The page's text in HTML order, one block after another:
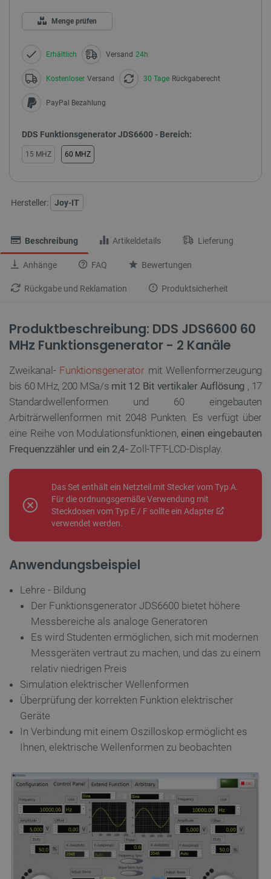
Menge prüfen
Erhältlich Versand 24h
Kostenloser Versand 30 Tage Rückgaberecht
PayPal Bezahlung
DDS Funktionsgenerator JDS6600 - Bereich:
15 MHZ 60 MHZ
Hersteller: Joy-IT
Beschreibung Artikeldetails Lieferung
Anhänge FAQ Bewertungen
Rückgabe und Reklamation Produktsicherheit
Produktbeschreibung: DDS JDS6600 60
MHz Funktionsgenerator - 2 Kanäle
Zweikanal- Funktionsgeneratormit Wellenformerzeugung
bis 60 MHz, 200 MSa/s mit 12 Bit vertikaler Auflösung , 17
Standardwellenformen und 60 eingebauten
Arbiträrwellenformen mit 2048 Punkten. Es verfügt über
eine Reihe von Modulationsfunktionen, einen eingebauten
Frequenzzähler und ein 2,4-Zoll-TFT-LCD-Display.
Das Set enthält ein Netzteil mit Stecker vom Typ A.
Für die ordnungsgemäße Verwendung mit
Steckdosen vom Typ E / F sollte ein Adapter
verwendet werden.
Anwendungsbeispiel
Lehre - Bildung
Der Funktionsgenerator JDS6600 bietet höhere
Messbereiche als analoge Generatoren
Es wird Studenten ermöglichen, sich mit modernen
Messgeräten vertraut zu machen, und das zu einem
relativ niedrigen Preis
Simulation elektrischer Wellenformen
Überprüfung der korrekten Funktion elektrischer
Geräte
In Verbindung mit einem Oszilloskop ermöglicht es
Ihnen, elektrische Wellenformen zu beobachten